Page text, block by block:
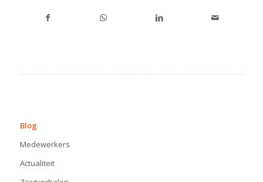
Blog
Medewerkers
Actualiteit